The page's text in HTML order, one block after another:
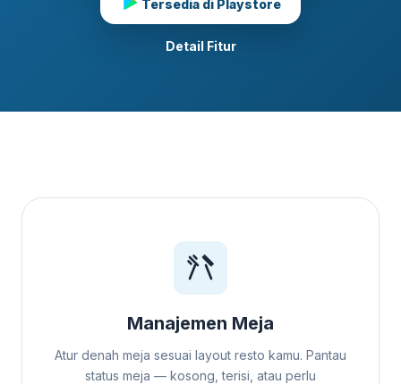
Tersedia di Playstore
Detail Fitur
Manajemen Meja
Atur denah meja sesuai layout resto kamu. Pantau
status meja — kosong, terisi, atau perlu